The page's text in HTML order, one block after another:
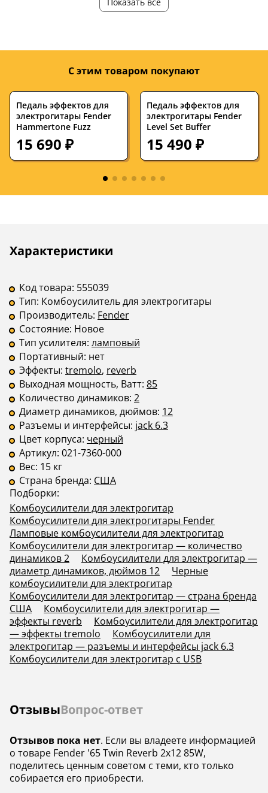
динамиков
12
Разъемы и
интерфейсы
jack 6.3 jack 6.3
черный
черный, серый
—
Количество
эффектов
—
С этим товаром покупают
Педаль эффектов для
электрогитары Fender
Hammertone Fuzz
15 690 ₽
Педаль эффектов для
электрогитары Fender
Level Set Buffer
15 490 ₽
Описание
Характеристики
Инструкции
Код товара: 555039
Тип: Комбоусилитель для электрогитары
Производитель: Fender
Состояние: Новое
Тип усилителя: ламповый
Портативный: нет
Эффекты: tremolo, reverb
Выходная мощность, Ватт: 85
Количество динамиков: 2
Диаметр динамиков, дюймов: 12
Разъемы и интерфейсы: jack 6.3
Цвет корпуса: черный
Артикул: 021-7360-000
Вес: 15 кг
Страна бренда: США
Подборки:
Комбоусилители для электрогитар
Комбоусилители для электрогитары Fender
Ламповые комбоусилители для электрогитар
Комбоусилители для электрогитар — количество
динамиков 2
Комбоусилители для электрогитар —
диаметр динамиков, дюймов 12
Черные
комбоусилители для электрогитар
Комбоусилители для электрогитар — страна бренда
США
Комбоусилители для электрогитар —
эффекты reverb
Комбоусилители для электрогитар
— эффекты tremolo
Комбоусилители для
электрогитар — разъемы и интерфейсы jack 6.3
Комбоусилители для электрогитар с USB
ОтзывыВопрос-ответ
Отзывов пока нет. Если вы владеете информацией
о товаре Fender '65 Twin Reverb 2x12 85W,
поделитесь ценным советом с теми, кто только
собирается его приобрести.